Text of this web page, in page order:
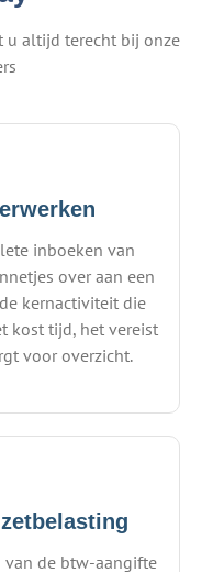
u altijd terecht bij onze
inboeken van
over aan een
kernactiviteit die
kost tijd, het vereist
voor overzicht.
van de btw-aangifte